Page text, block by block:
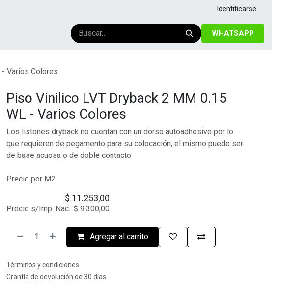
Identificarse
WHATSAPP
Varios Colores
Piso Vinilico LVT Dryback 2 MM 0.15
WL - Varios Colores
Los listones dryback no cuentan con un dorso autoadhesivo por lo
que requieren de pegamento para su colocación, el mismo puede ser
de base acuosa o de doble contacto
Precio por M2
$ 11.253,00
Precio s/Imp. Nac.: $ 9.300,00
Agregar al carrito
Términos y condiciones
Grantía de devolución de 30 días